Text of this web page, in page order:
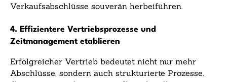
Verkaufsabschlüsse souverän herbeiführen.
4. Effizientere Vertriebsprozesse und
Zeitmanagement etablieren
Erfolgreicher Vertrieb bedeutet nicht nur mehr
Abschlüsse, sondern auch strukturierte Prozesse.